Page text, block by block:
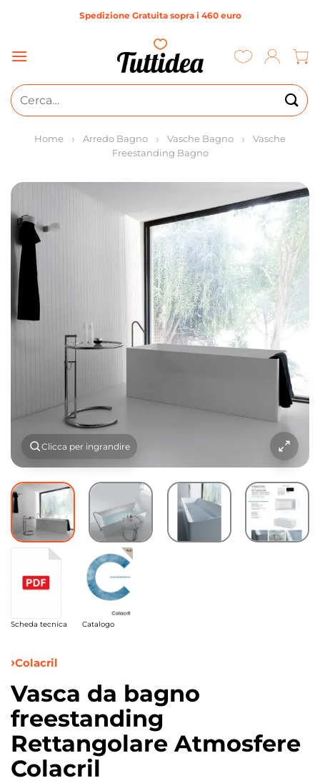
Spedizione Gratuita sopra i 460 euro
Cerca:
Home Arredo Bagno Vasche Bagno
Vasche
Freestanding Bagno
Clicca per ingrandire
Scheda tecnica Catalogo
Colacril
Vasca da bagno
freestanding
Rettangolare Atmosfere
Colacril